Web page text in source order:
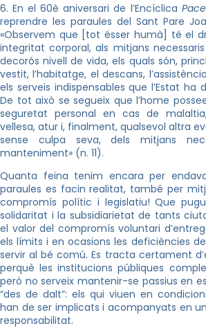
6. En el 60è aniversari de l’Encíclica
reprendre les paraules del Sant Pare
«Observem que [tot ésser humà] té el
integritat corporal, als mitjans
decorós nivell de vida, els quals són,
vestit, l’habitatge, el descans,
els serveis indispensables que l’Estat ha
De tot això se segueix que l’home
seguretat personal en cas de
vellesa, atur i, finalment, qualsevol altra
sense culpa seva, dels mitjans
manteniment» (n. 11).
Quanta feina tenim encara per
paraules es facin realitat, també per
compromís polític i legislatiu! Que
solidaritat i la subsidiarietat de tants
el valor del compromís voluntari
els límits i en ocasions les deficiències
servir al bé comú. Es tracta certament
perquè les institucions públiques
però no serveix mantenir-se passius en
“des de dalt”: els qui viuen en
han de ser implicats i acompanyats en
responsabilitat.